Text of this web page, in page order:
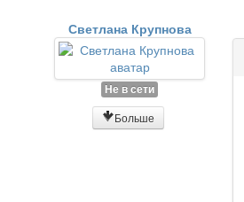
Светлана Крупнова
Не в сети
Больше